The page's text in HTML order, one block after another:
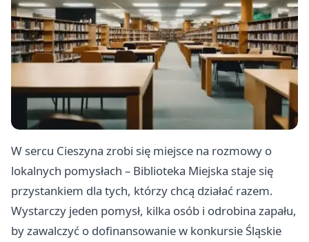
W sercu Cieszyna zrobi się miejsce na rozmowy o
lokalnych pomysłach – Biblioteka Miejska staje się
przystankiem dla tych, którzy chcą działać razem.
Wystarczy jeden pomysł, kilka osób i odrobina zapału,
by zawalczyć o dofinansowanie w konkursie Śląskie